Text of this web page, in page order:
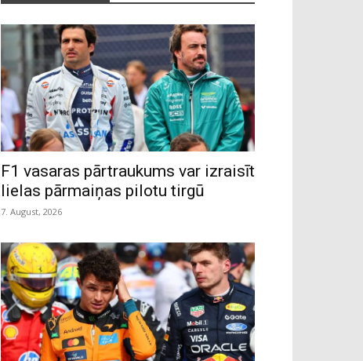
F1 vasaras pārtraukums var izraisīt
lielas pārmaiņas pilotu tirgū
7. August, 2026